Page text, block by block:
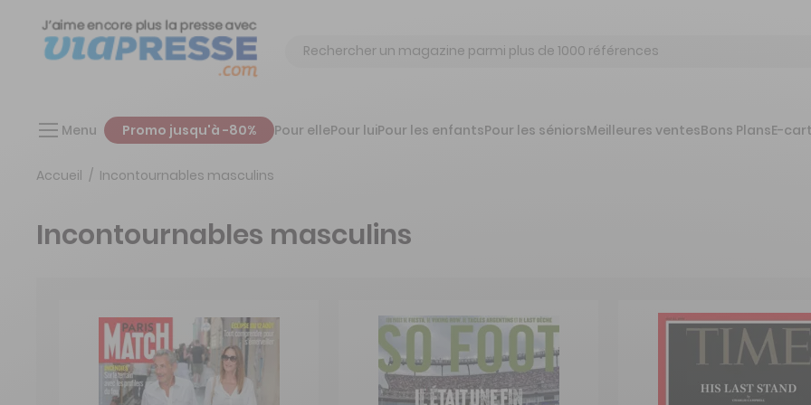
Chercher
Menu Promo jusqu'à -80% Pour ellePour luiPour les enfantsPour les séniorsMeilleures ventesBons PlansE-
Accueil Incontournables masculins
Incontournables masculins